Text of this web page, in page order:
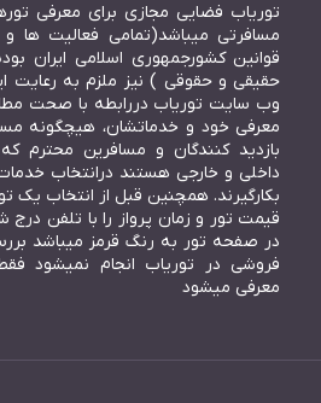
توریاب فضایی مجازی برای معرفی
مسافرتی میباشد(تمامی فعالیت ها
قوانین کشورجمهوری اسلامی ایران
حقیقی و حقوقی ) نیز ملزم به رعایت
وب سایت توریاب دررابطه با صحت
معرفی خود و خدماتشان، هیچگونه
بازدید کنندگان و مسافرین محترم
داخلی و خارجی هستند درانتخاب
بکارگیرند. همچنین قبل از انتخاب یک
قیمت تور و زمان پرواز را با تلفن
در صفحه تور به رنگ قرمز میباشد
فروشی در توریاب انجام نمیشود
معرفی میشود